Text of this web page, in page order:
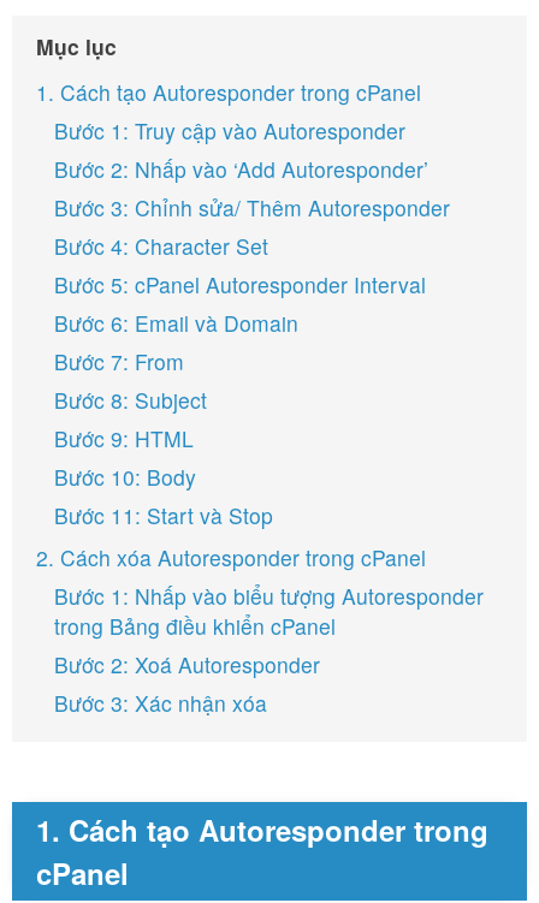
Mục lục
1. Cách tạo Autoresponder trong cPanel
Bước 1: Truy cập vào Autoresponder
Bước 2: Nhấp vào ‘Add Autoresponder’
Bước 3: Chỉnh sửa/ Thêm Autoresponder
Bước 4: Character Set
Bước 5: cPanel Autoresponder Interval
Bước 6: Email và Domain
Bước 7: From
Bước 8: Subject
Bước 9: HTML
Bước 10: Body
Bước 11: Start và Stop
2. Cách xóa Autoresponder trong cPanel
Bước 1: Nhấp vào biểu tượng Autoresponder
trong Bảng điều khiển cPanel
Bước 2: Xoá Autoresponder
Bước 3: Xác nhận xóa
1. Cách tạo Autoresponder trong
cPanel